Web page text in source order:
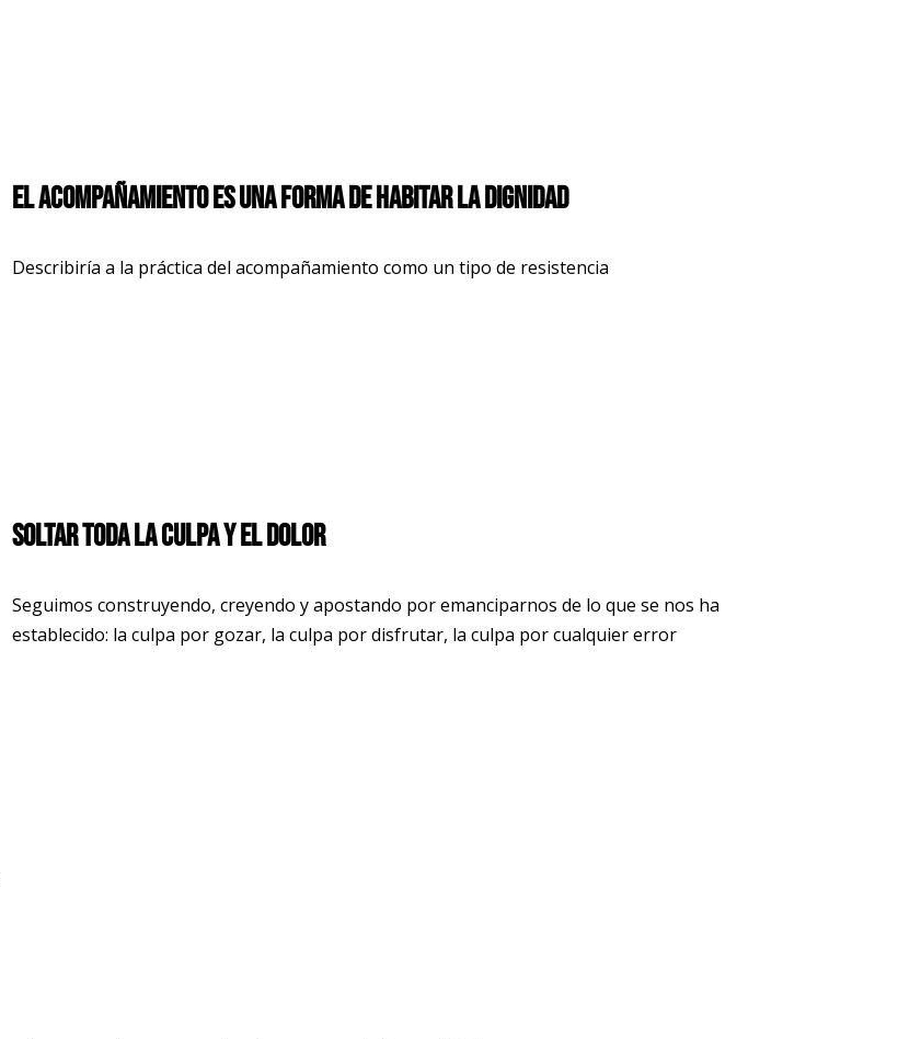
El acompañamiento es una forma de habitar la dignidad
Describiría a la práctica del acompañamiento como un tipo de resistencia
Soltar toda la culpa y el dolor
Seguimos construyendo, creyendo y apostando por emanciparnos de lo que se nos ha
establecido: la culpa por gozar, la culpa por disfrutar, la culpa por cualquier error